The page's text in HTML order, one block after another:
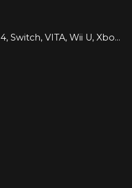
PC, PlayStation 3, PlayStation 4, Switch, VITA, Wii U, Xbox One